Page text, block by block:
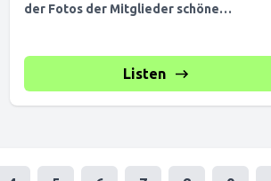
der Fotos der Mitglieder schöne
Listen